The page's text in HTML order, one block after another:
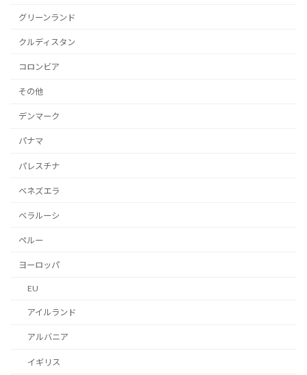
グリーンランド
クルディスタン
コロンビア
その他
デンマーク
パナマ
パレスチナ
ベネズエラ
ベラルーシ
ペルー
ヨーロッパ
EU
アイルランド
アルバニア
イギリス